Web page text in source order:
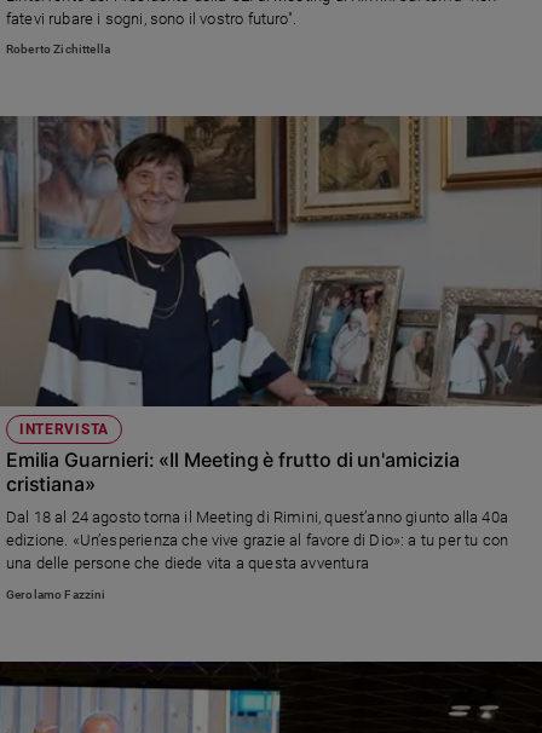
fatevi rubare i sogni, sono il vostro futuro".
Roberto Zichittella
INTERVISTA
Emilia Guarnieri: «Il Meeting è frutto di un'amicizia
cristiana»
Dal 18 al 24 agosto torna il Meeting di Rimini, quest’anno giunto alla 40a
edizione. «Un’esperienza che vive grazie al favore di Dio»: a tu per tu con
una delle persone che diede vita a questa avventura
Gerolamo Fazzini